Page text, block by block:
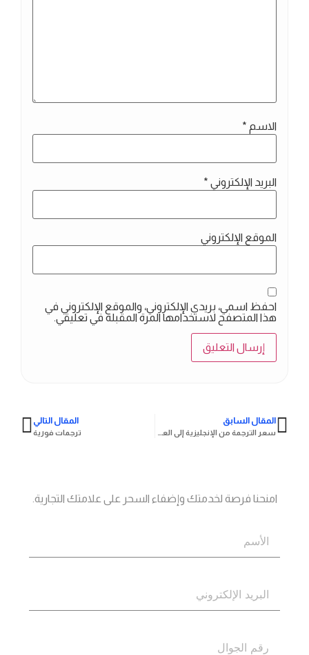
امنحنا فرصة لخدمتك وإضفاء السحر على علامتك التجارية.
الاسم *
البريد الإلكتروني *
الموقع الإلكتروني
احفظ اسمي، بريدي الإلكتروني، والموقع الإلكتروني في
هذا المتصفح لاستخدامها المرة المقبلة في تعليقي.
المقال السابق المقال التالي
ترجمات فورية